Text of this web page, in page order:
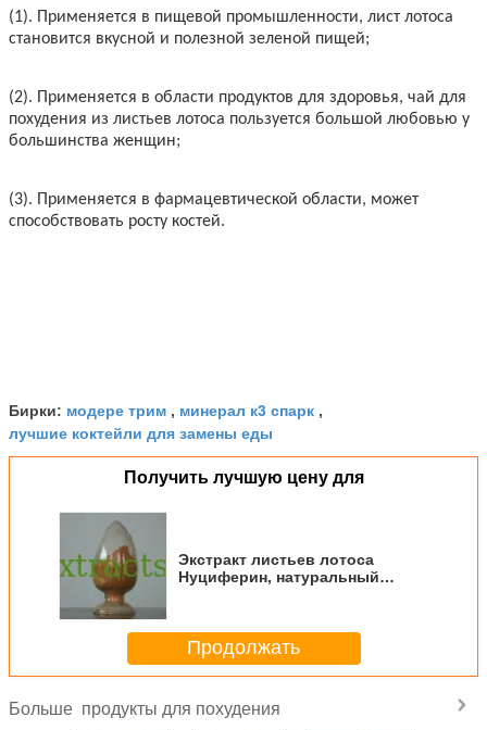
(1). Применяется в пищевой промышленности, лист лотоса
становится вкусной и полезной зеленой пищей;
(2). Применяется в области продуктов для здоровья, чай для
похудения из листьев лотоса пользуется большой любовью у
большинства женщин;
(3). Применяется в фармацевтической области, может
способствовать росту костей.
Бирки: модере трим , минерал к3 спарк ,
лучшие коктейли для замены еды
Получить лучшую цену для
Экстракт листьев лотоса
Нуциферин, натуральный
Продолжать
Больше продукты для похудения